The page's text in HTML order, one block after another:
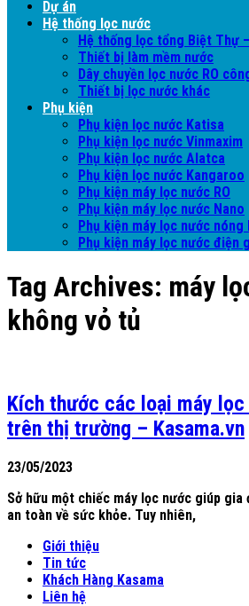
Dự án
Hệ thống lọc nước
Hệ thống lọc tổng Biệt Thự
Thiết bị làm mềm nước
Dây chuyền lọc nước RO
Thiết bị lọc nước khác
Phụ kiện
Phụ kiện lọc nước Katisa
Phụ kiện lọc nước Vinmaxim
Phụ kiện lọc nước Alatca
Phụ kiện lọc nước Kangaroo
Phụ kiện máy lọc nước RO
Phụ kiện máy lọc nước Nano
Phụ kiện máy lọc nước nóng
Phụ kiện máy lọc nước điện
Tag Archives: máy
không vỏ tủ
Kích thước các loại máy
trên thị trường – Kasama.vn
23/05/2023
Sở hữu một chiếc máy lọc nước giúp gia
an toàn về sức khỏe. Tuy nhiên,
Giới thiệu
Tin tức
Khách Hàng Kasama
Liên hệ